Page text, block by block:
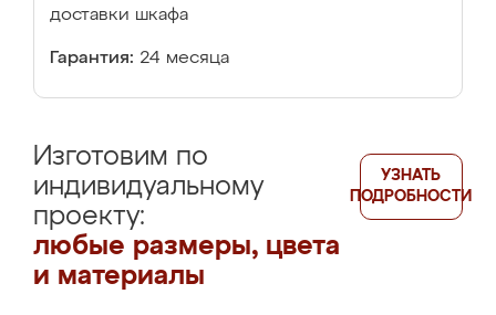
доставки шкафа
Гарантия: 24 месяца
Изготовим по
индивидуальному
проекту:
любые размеры, цвета
и материалы
УЗНАТЬ
ПОДРОБНОСТИ